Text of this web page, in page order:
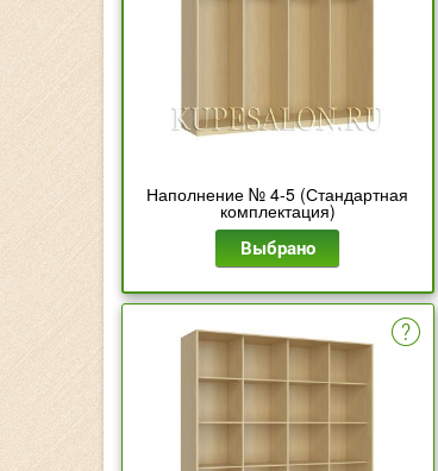
Наполнение № 4-5 (Стандартная
комплектация)
Выбрано